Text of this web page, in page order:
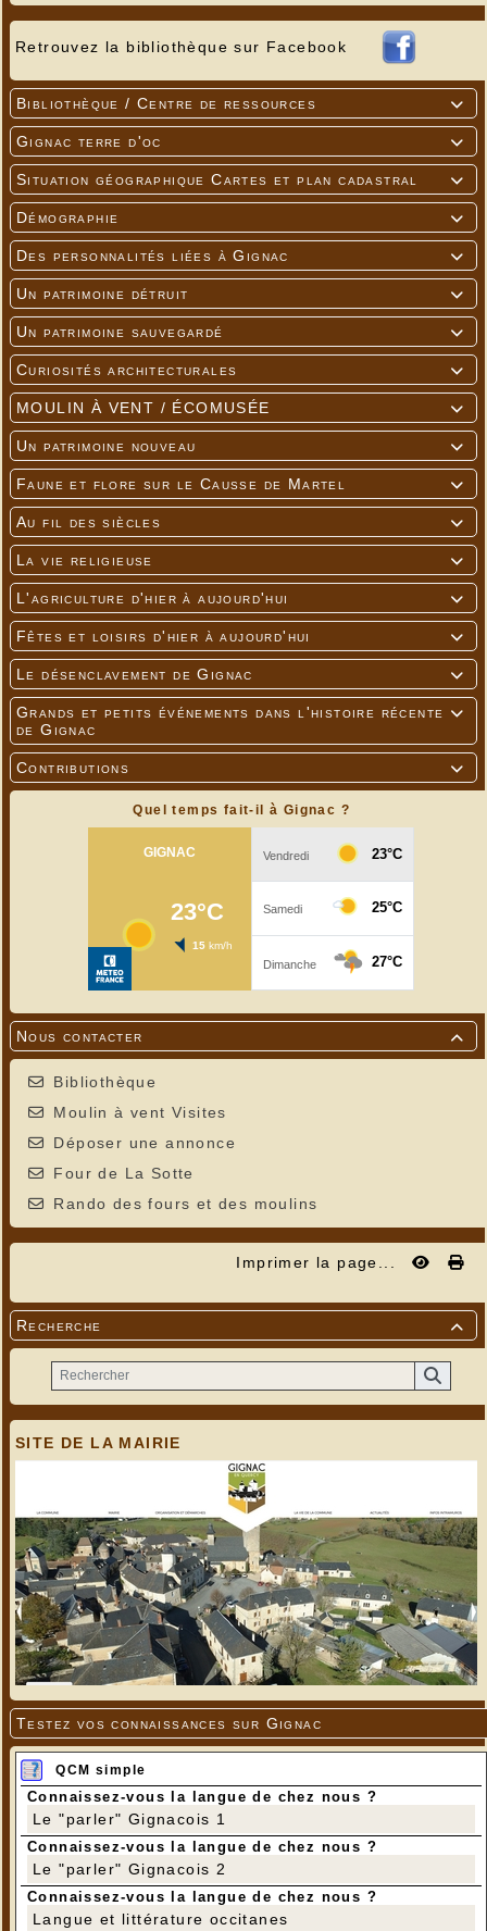
Retrouvez la bibliothèque sur Facebook

Bibliothèque / Centre de ressources

Gignac terre d'oc

Situation géographique Cartes et plan cadastral

Démographie

Des personnalités liées à Gignac

Un patrimoine détruit

Un patrimoine sauvegardé

Curiosités architecturales

MOULIN À VENT / ÉCOMUSÉE

Un patrimoine nouveau

Faune et flore sur le Causse de Martel

Au fil des siècles

La vie religieuse

L'agriculture d'hier à aujourd'hui

Fêtes et loisirs d'hier à aujourd'hui

Le désenclavement de Gignac

Grands et petits événements dans l'histoire récente
de Gignac

Contributions
Quel temps fait-il à Gignac ?

Nous contacter
Bibliothèque
Moulin à vent Visites
Déposer une annonce
Four de La Sotte
Rando des fours et des moulins
Imprimer la page...

Recherche
SITE DE LA MAIRIE
Testez vos connaissances sur Gignac
QCM simple
Connaissez-vous la langue de chez nous ?
Le "parler" Gignacois 1
Connaissez-vous la langue de chez nous ?
Le "parler" Gignacois 2
Connaissez-vous la langue de chez nous ?
Langue et littérature occitanes